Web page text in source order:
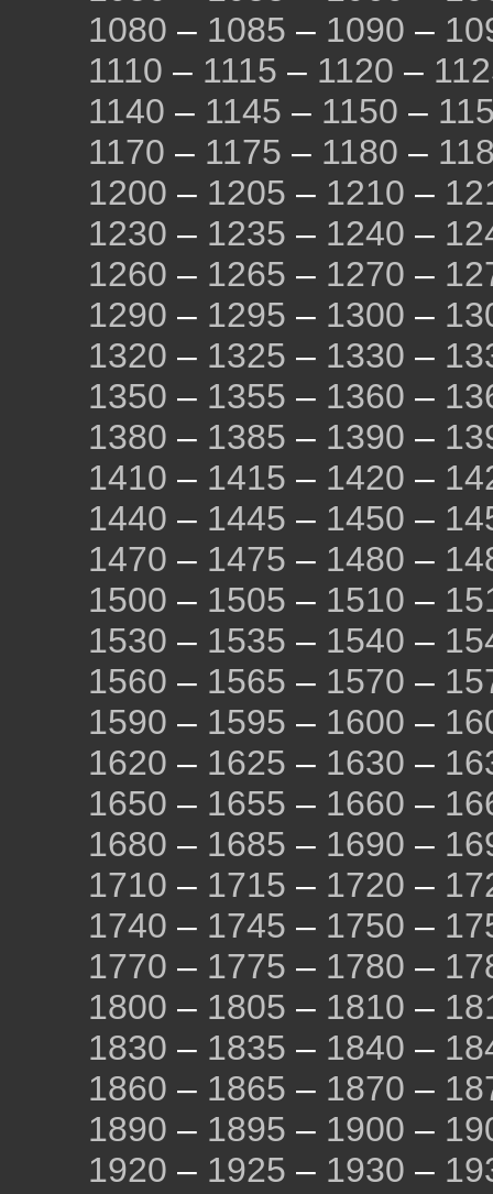
1080 – 1085 – 1090 –
1110 – 1115 – 1120 –
1140 – 1145 – 1150 –
1170 – 1175 – 1180 –
1200 – 1205 – 1210 –
1230 – 1235 – 1240 –
1260 – 1265 – 1270 –
1290 – 1295 – 1300 –
1320 – 1325 – 1330 –
1350 – 1355 – 1360 –
1380 – 1385 – 1390 –
1410 – 1415 – 1420 –
1440 – 1445 – 1450 –
1470 – 1475 – 1480 –
1500 – 1505 – 1510 –
1530 – 1535 – 1540 –
1560 – 1565 – 1570 –
1590 – 1595 – 1600 –
1620 – 1625 – 1630 –
1650 – 1655 – 1660 –
1680 – 1685 – 1690 –
1710 – 1715 – 1720 –
1740 – 1745 – 1750 –
1770 – 1775 – 1780 –
1800 – 1805 – 1810 –
1830 – 1835 – 1840 –
1860 – 1865 – 1870 –
1890 – 1895 – 1900 –
1920 – 1925 – 1930 –